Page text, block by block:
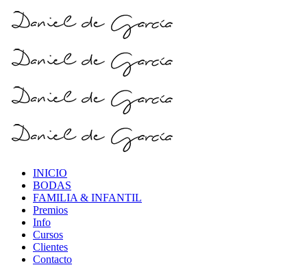
INICIO
BODAS
FAMILIA & INFANTIL
Premios
Info
Cursos
Clientes
Contacto